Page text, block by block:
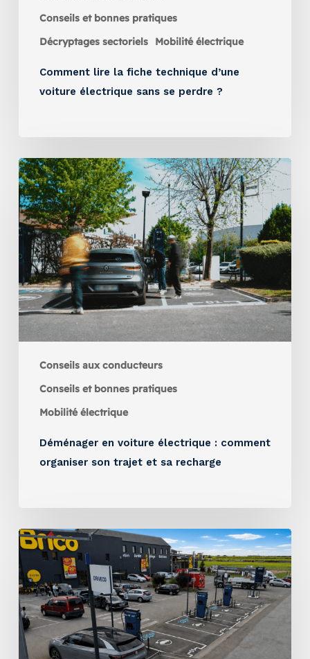
Conseils et bonnes pratiques
Décryptages sectoriels
Mobilité électrique
Comment lire la fiche technique d’une
voiture électrique sans se perdre ?
Conseils aux conducteurs
Conseils et bonnes pratiques
Mobilité électrique
Déménager en voiture électrique : comment
organiser son trajet et sa recharge